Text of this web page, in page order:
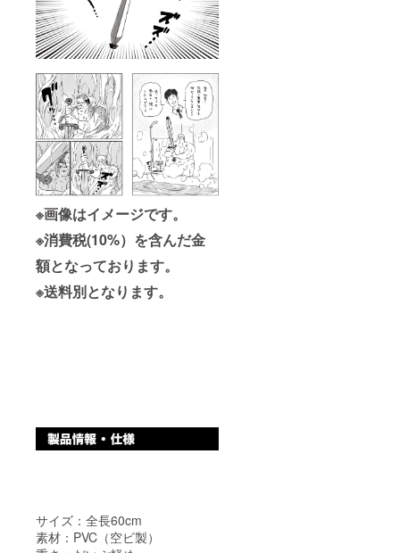
※画像はイメージです。
※消費税(10%）を含んだ金
額となっております。
※送料別となります。
サイズ：全長60cm
素材：PVC（空ビ製）